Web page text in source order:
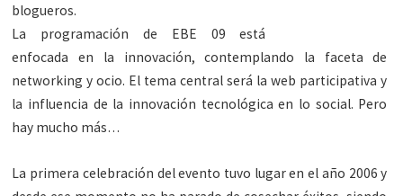
blogueros.
La programación de EBE 09 está
enfocada en la innovación, contemplando la faceta de
networking y ocio. El tema central será la web participativa y
la influencia de la innovación tecnológica en lo social. Pero
hay mucho más…
La primera celebración del evento tuvo lugar en el año 2006 y